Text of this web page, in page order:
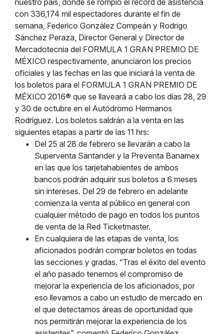
nuestro país, donde se rompió el récord de asistencia
con 336,174 mil espectadores durante el fin de
semana, Federico González Compeán y Rodrigo
Sánchez Peraza, Director General y Director de
Mercadotecnia del FORMULA 1 GRAN PREMIO DE
MÉXICO respectivamente, anunciaron los precios
oficiales y las fechas en las que iniciará la venta de
los boletos para el FORMULA 1 GRAN PREMIO DE
MÉXICO 2016® que se llaveará a cabo los días 28, 29
y 30 de octubre en el Autódromo Hermanos
Rodríguez. Los boletos saldrán a la venta en las
siguientes etapas a partir de las 11 hrs:
Del 25 al 28 de febrero se llevarán a cabo la
Superventa Santander y la Preventa Banamex
en las que los tarjetahabientes de ambos
bancos podrán adquirir sus boletos a 6 meses
sin intereses. Del 29 de febrero en adelante
comienza la venta al público en general con
cualquier método de pago en todos los puntos
de venta de la Red Ticketmaster.
En cualquiera de las etapas de venta, los
aficionados podrán comprar boletos en todas
las secciones y gradas. “Tras el éxito del evento
el año pasado tenemos el compromiso de
mejorar la experiencia de los aficionados, por
eso llevamos a cabo un estudio de mercado en
el que detectamos áreas de oportunidad que
nos permitirán mejorar la experiencia de los